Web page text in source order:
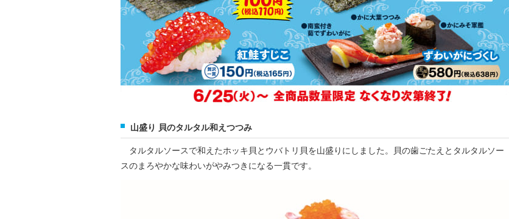
山盛り 貝のタルタル和えつつみ
タルタルソースで和えたホッキ貝とウバトリ貝を山盛りにしました。貝の歯ごたえとタルタルソー
スのまろやかな味わいがやみつきになる一貫です。